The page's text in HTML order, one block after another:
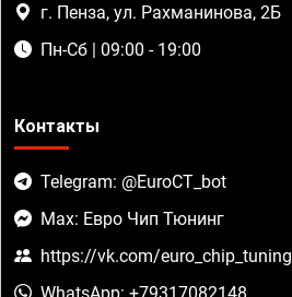
г. Пенза, ул. Рахманинова, 2Б
Пн-Сб | 09:00 - 19:00
Контакты
Telegram: @EuroCT_bot
Max: Евро Чип Тюнинг
https://vk.com/euro_chip_tuning